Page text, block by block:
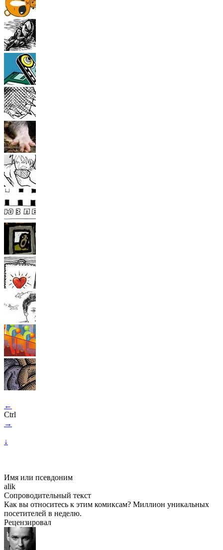
←
Ctrl
→
↓
Имя или псевдоним
alik
Сопроводительный текст
Как вы относитесь к этим комиксам? Миллион уникальных
посетителей в неделю.
Рецензировал